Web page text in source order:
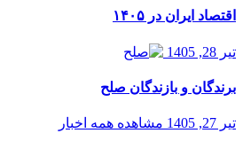
اقتصاد ایران در ۱۴۰۵
تیر 28, 1405
برندگان و بازندگان صلح
تیر 27, 1405 مشاهده همه اخبار